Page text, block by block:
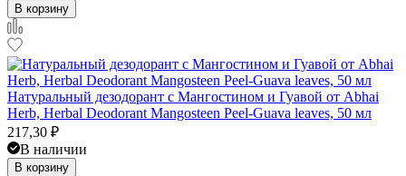
В корзину
Натуральный дезодорант с Мангостином и Гуавой от Abhai
Herb, Herbal Deodorant Mangosteen Peel-Guava leaves, 50 мл
217,30 ₽
В наличии
В корзину